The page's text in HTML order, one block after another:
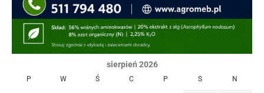
sierpień 2026
P W Ś C P S N